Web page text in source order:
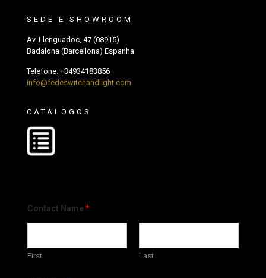
SEDE E SHOWROOM
Av. Llenguadoc, 47 (08915)
Badalona (Barcellona) Espanha
Telefone: +34934183856
info@fedeswitchandlight.com
CATÁLOGOS
Contact Name *
First Last